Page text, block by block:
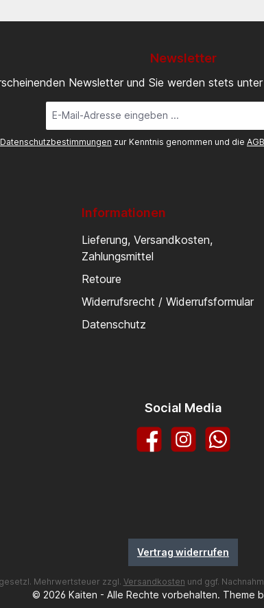
Newsletter
Newsletter und Sie werden stets
Mail-
Adresse*
Datenschutzbestimmungen zur Kenntnis genommen und die AGB
Informationen
Lieferung, Versandkosten,
Zahlungsmittel
Retoure
Widerrufsrecht / Widerrufsformular
Datenschutz
Social Media
FacebookInstagramWhatsApp
Vertrag widerrufen
Mehrwertsteuer zzgl. Versandkosten und ggf.
© 2026 Kaiten - Alle Rechte vorbehalten. Theme